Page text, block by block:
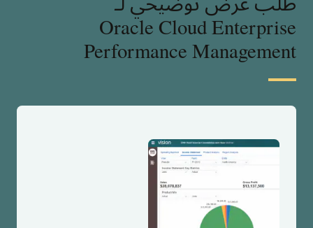
Oracle Cloud Enterprise
Performance Management